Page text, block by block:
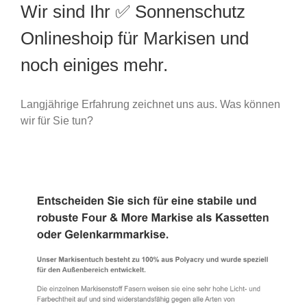
Wir sind Ihr ✅ Sonnenschutz
Onlineshoip für Markisen und
noch einiges mehr.
Langjährige Erfahrung zeichnet uns aus. Was können
wir für Sie tun?